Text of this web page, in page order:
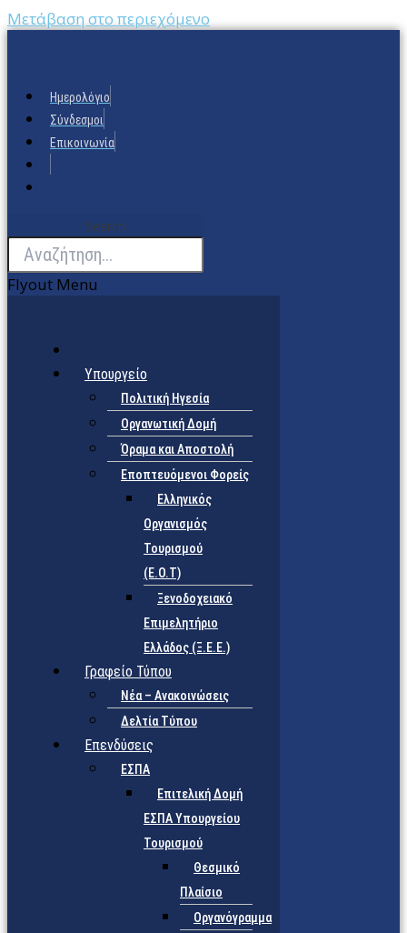
Μετάβαση στο περιεχόμενο
Ημερολόγιο
Σύνδεσμοι
Επικοινωνία
Search
Flyout Menu
Υπουργείο
Πολιτική Ηγεσία
Οργανωτική Δομή
Όραμα και Αποστολή
Εποπτευόμενοι Φορείς
Eλληνικός
Οργανισμός
Τουρισμού
(Ε.Ο.Τ)
Ξενοδοχειακό
Επιμελητήριο
Ελλάδος (Ξ.Ε.Ε.)
Γραφείο Τύπου
Νέα – Ανακοινώσεις
Δελτία Τύπου
Επενδύσεις
ΕΣΠΑ
Επιτελική Δομή
ΕΣΠΑ Υπουργείου
Τουρισμού
Θεσμικό
Πλαίσιο
Οργανόγραμμα